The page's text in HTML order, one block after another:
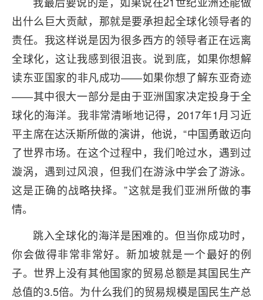
出什么巨大贡献，那就是要承担起全球化领导者的
责任。我这样说是因为很多西方的领导者正在远离
全球化，这让我感到很沮丧。说到底，如果你想解
读东亚国家的非凡成功——如果你想了解东亚奇迹
——其中很大一部分是由于亚洲国家决定投身于全
球化的海洋。我非常清晰地记得，2017年1月习近
平主席在达沃斯所做的演讲，他说，“中国勇敢迈向
了世界市场。在这个过程中，我们呛过水，遇到过
漩涡，遇到过风浪，但我们在游泳中学会了游泳。
这是正确的战略抉择。”这就是我们亚洲所做的事
情。
跳入全球化的海洋是困难的。但当你成功时，
你会做得非常非常好。新加坡就是一个最好的例
子。世界上没有其他国家的贸易总额是其国民生产
总值的3.5倍。为什么我们的贸易规模是国民生产总